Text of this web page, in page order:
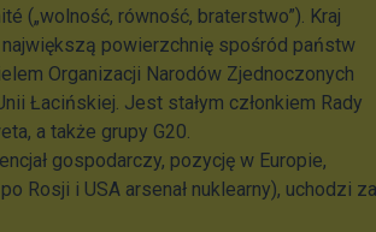
(„wolność, równość, braterstwo”). Kraj
powierzchnię spośród państw
Organizacji Narodów Zjednoczonych
Łacińskiej. Jest stałym członkiem Rady
a także grupy G20.
gospodarczy, pozycję w Europie,
Rosji i USA arsenał nuklearny), uchodzi za